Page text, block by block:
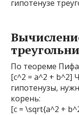
гипотенузе
По теореме
[c^2 = a^2 + b^2]
гипотенузы,
корень:
[c = \sqrt{a^2 +